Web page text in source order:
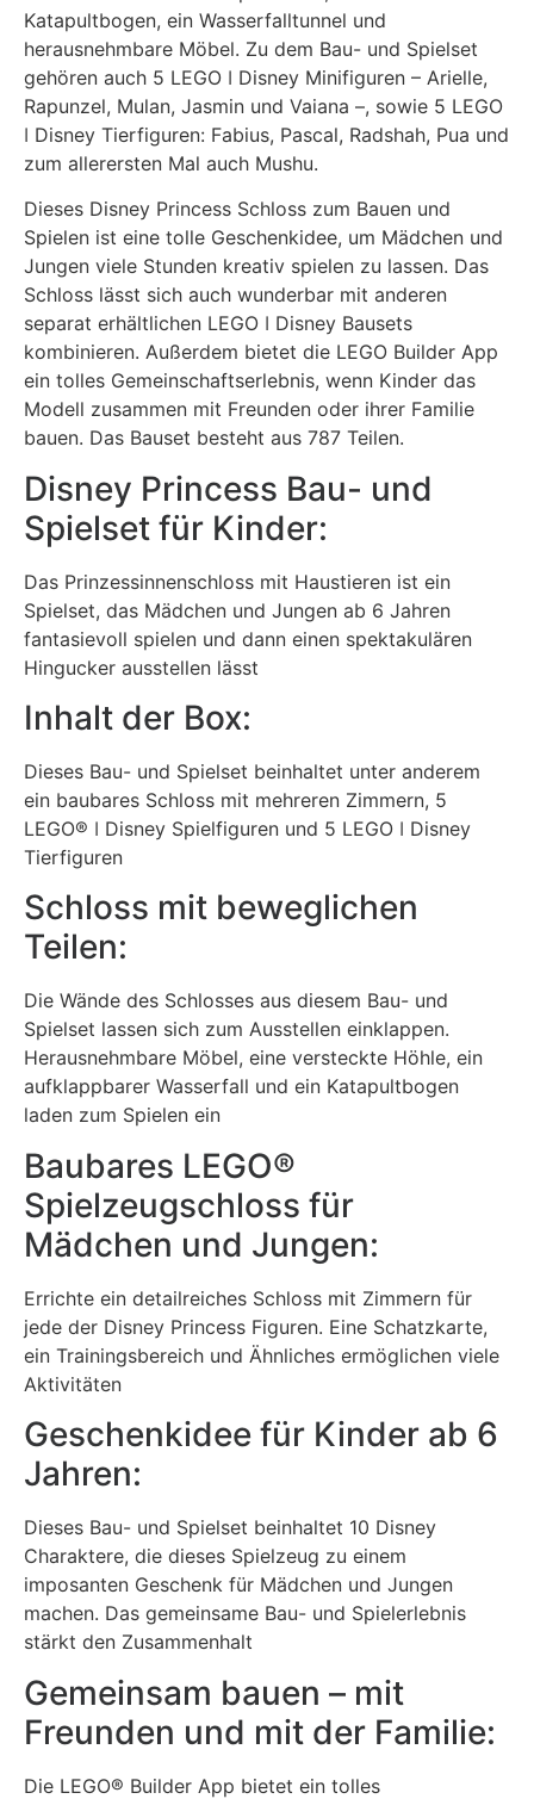
Katapultbogen, ein Wasserfalltunnel und
herausnehmbare Möbel. Zu dem Bau- und Spielset
gehören auch 5 LEGO ǀ Disney Minifiguren – Arielle,
Rapunzel, Mulan, Jasmin und Vaiana –, sowie 5 LEGO
ǀ Disney Tierfiguren: Fabius, Pascal, Radshah, Pua und
zum allerersten Mal auch Mushu.
Dieses Disney Princess Schloss zum Bauen und
Spielen ist eine tolle Geschenkidee, um Mädchen und
Jungen viele Stunden kreativ spielen zu lassen. Das
Schloss lässt sich auch wunderbar mit anderen
separat erhältlichen LEGO ǀ Disney Bausets
kombinieren. Außerdem bietet die LEGO Builder App
ein tolles Gemeinschaftserlebnis, wenn Kinder das
Modell zusammen mit Freunden oder ihrer Familie
bauen. Das Bauset besteht aus 787 Teilen.
Disney Princess Bau- und
Spielset für Kinder:
Das Prinzessinnenschloss mit Haustieren ist ein
Spielset, das Mädchen und Jungen ab 6 Jahren
fantasievoll spielen und dann einen spektakulären
Hingucker ausstellen lässt
Inhalt der Box:
Dieses Bau- und Spielset beinhaltet unter anderem
ein baubares Schloss mit mehreren Zimmern, 5
LEGO® ǀ Disney Spielfiguren und 5 LEGO ǀ Disney
Tierfiguren
Schloss mit beweglichen
Teilen:
Die Wände des Schlosses aus diesem Bau- und
Spielset lassen sich zum Ausstellen einklappen.
Herausnehmbare Möbel, eine versteckte Höhle, ein
aufklappbarer Wasserfall und ein Katapultbogen
laden zum Spielen ein
Baubares LEGO®
Spielzeugschloss für
Mädchen und Jungen:
Errichte ein detailreiches Schloss mit Zimmern für
jede der Disney Princess Figuren. Eine Schatzkarte,
ein Trainingsbereich und Ähnliches ermöglichen viele
Aktivitäten
Geschenkidee für Kinder ab 6
Jahren:
Dieses Bau- und Spielset beinhaltet 10 Disney
Charaktere, die dieses Spielzeug zu einem
imposanten Geschenk für Mädchen und Jungen
machen. Das gemeinsame Bau- und Spielerlebnis
stärkt den Zusammenhalt
Gemeinsam bauen – mit
Freunden und mit der Familie:
Die LEGO® Builder App bietet ein tolles